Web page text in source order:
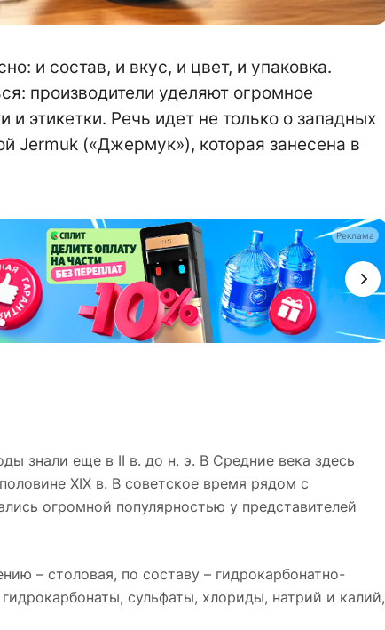
и состав, и вкус, и цвет, и упаковка.
производители уделяют огромное
этикетки. Речь идет не только о западных
Jermuk («Джермук»), которая занесена в
Реклама
знали еще в II в. до н. э. В Средние века здесь
XIX в. В советское время рядом с
огромной популярностью у представителей
– столовая, по составу – гидрокарбонатно-
сульфаты, хлориды, натрий и калий,